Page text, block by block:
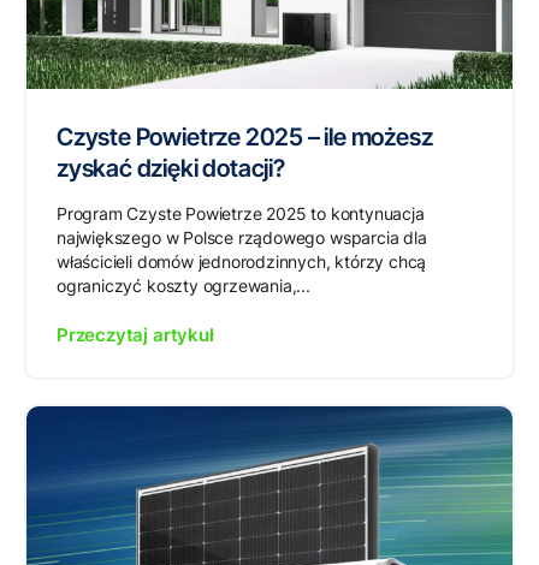
Czyste Powietrze 2025 – ile możesz
zyskać dzięki dotacji?
Program Czyste Powietrze 2025 to kontynuacja
największego w Polsce rządowego wsparcia dla
właścicieli domów jednorodzinnych, którzy chcą
ograniczyć koszty ogrzewania,...
Przeczytaj artykuł